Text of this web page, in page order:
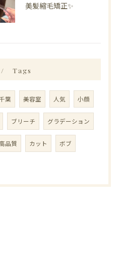
美髪縮毛矯正✨️
Tags
葉 美容室 人気 小顔
ブリーチ グラデーション
品質 カット ボブ